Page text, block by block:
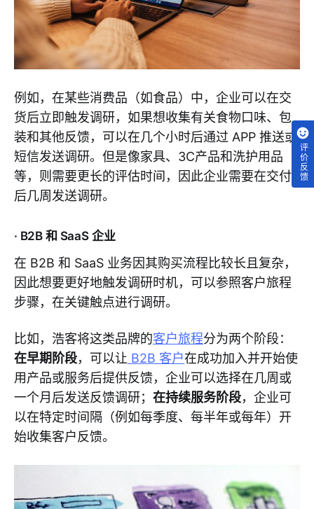
例如，在某些消费品（如食品）中，企业可以在交
货后立即触发调研，如果想收集有关食物口味、包
装和其他反馈，可以在几个小时后通过 APP 推送或
短信发送调研。但是像家具、3C产品和洗护用品
等，则需要更长的评估时间，因此企业需要在交付
后几周发送调研。
· B2B 和 SaaS 企业
在 B2B 和 SaaS 业务因其购买流程比较长且复杂，
因此想要更好地触发调研时机，可以参照客户旅程
步骤，在关键触点进行调研。
比如，浩客将这类品牌的客户旅程分为两个阶段：
在早期阶段，可以让 B2B 客户在成功加入并开始使
用产品或服务后提供反馈，企业可以选择在几周或
一个月后发送反馈调研； 在持续服务阶段，企业可
以在特定时间隔（例如每季度、每半年或每年）开
始收集客户反馈。
评价反馈